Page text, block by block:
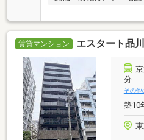
賃貸マンション エスタート品
分
その他
築10